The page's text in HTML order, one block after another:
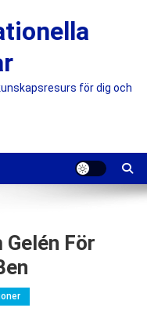
för dig och
För